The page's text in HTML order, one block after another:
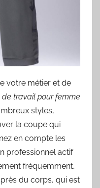
votre métier et de
travail pour femme
styles,
la coupe qui
en compte les
professionnel actif
fréquemment,
du corps, qui est